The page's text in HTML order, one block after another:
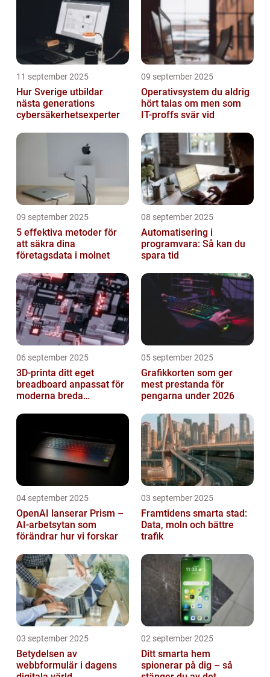
11 september 2025
Hur Sverige utbildar
nästa generations
cybersäkerhetsexperter
09 september 2025
Operativsystem du aldrig
hört talas om men som
IT-proffs svär vid
09 september 2025
5 effektiva metoder för
att säkra dina
företagsdata i molnet
08 september 2025
Automatisering i
programvara: Så kan du
spara tid
06 september 2025
3D-printa ditt eget
breadboard anpassat för
moderna breda
05 september 2025
Grafikkorten som ger
mest prestanda för
pengarna under 2026
04 september 2025
OpenAI lanserar Prism –
AI-arbetsytan som
förändrar hur vi forskar
03 september 2025
Framtidens smarta stad:
Data, moln och bättre
trafik
03 september 2025
Betydelsen av
webbformulär i dagens
02 september 2025
Ditt smarta hem
spionerar på dig – så